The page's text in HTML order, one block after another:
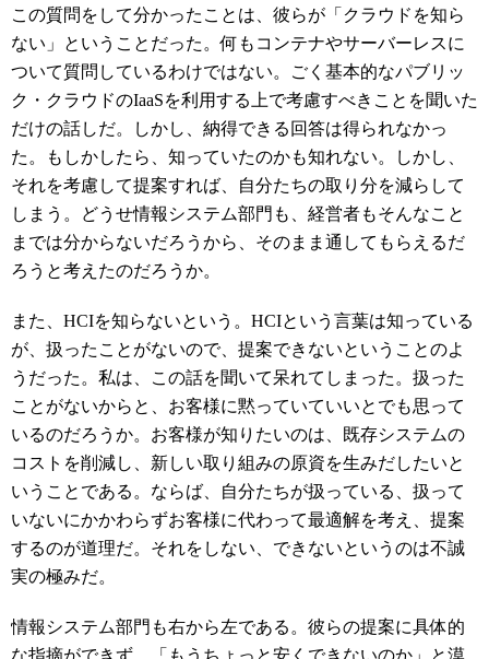
この質問をして分かったことは、彼らが「クラウドを知ら
ない」ということだった。何もコンテナやサーバーレスに
ついて質問しているわけではない。ごく基本的なパブリッ
ク・クラウドのIaaSを利用する上で考慮すべきことを聞いた
だけの話しだ。しかし、納得できる回答は得られなかっ
た。もしかしたら、知っていたのかも知れない。しかし、
それを考慮して提案すれば、自分たちの取り分を減らして
しまう。どうせ情報システム部門も、経営者もそんなこと
までは分からないだろうから、そのまま通してもらえるだ
ろうと考えたのだろうか。
また、 HCIを知らないという。 HCIという言葉は知っている
が、扱ったことがないので、提案できないということのよ
うだった。私は、この話を聞いて呆れてしまった。扱った
ことがないからと、お客様に黙っていていいとでも思って
いるのだろうか。お客様が知りたいのは、既存システムの
コストを削減し、新しい取り組みの原資を生みだしたいと
いうことである。ならば、自分たちが扱っている、扱って
いないにかかわらずお客様に代わって最適解を考え、提案
するのが道理だ。それをしない、できないというのは不誠
実の極みだ。
情報システム部門も右から左である。彼らの提案に具体的
な指摘ができず、「もうちょっと安くできないのか」と漠